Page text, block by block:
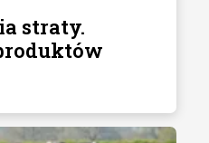
straty.